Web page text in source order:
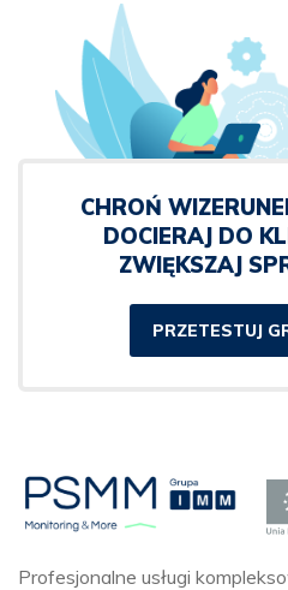
CHROŃ
DOCIERAJ DO
ZWIĘKSZAJ
PRZETESTUJ
Profesjonalne usługi